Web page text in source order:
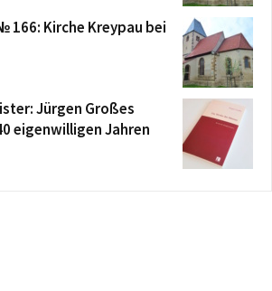
Kirche Kreypau bei
Jürgen Großes
eigenwilligen Jahren